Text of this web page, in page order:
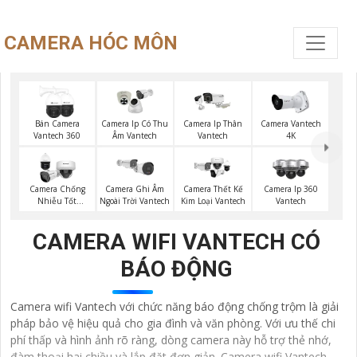
CAMERA HÓC MÔN
Bán Camera
Vantech 360
Camera Ip Có Thu
Âm Vantech
Camera Ip Thân
Vantech
Camera Vantech
4K
Camera Chống
Nhiễu Tốt
Camera Ghi Âm
Ngoài Trời Vantech
Camera Thết Kế
Kim Loại Vantech
Camera Ip 360
Vantech
CAMERA WIFI VANTECH CÓ
BÁO ĐỘNG
Camera wifi Vantech với chức năng báo động chống trộm là giải
pháp bảo vệ hiệu quả cho gia đình và văn phòng. Với ưu thế chi
phí thấp và hình ảnh rõ ràng, dòng camera này hỗ trợ thẻ nhớ,